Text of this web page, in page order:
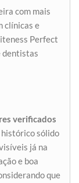
com mais
clínicas e
Perfect
dentistas
verificados
histórico sólido
já na
e boa
que